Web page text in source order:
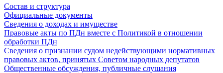
Состав и структура
Официальные документы
Сведения о доходах и имуществе
Правовые акты по ПДн вместе с Политикой в отношении
обработки ПДн
Сведения о признании судом недействующими нормативных
правовых актов, принятых Советом народных депутатов
Общественные обсуждения, публичные слушания